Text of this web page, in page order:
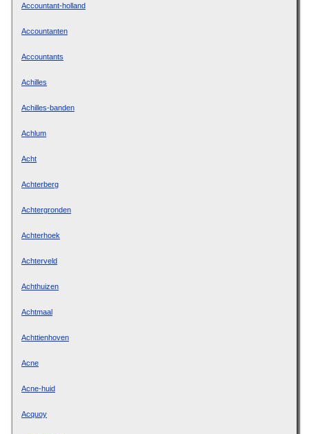
Accountant-holland
Accountanten
Accountants
Achilles
Achilles-banden
Achlum
Acht
Achterberg
Achtergronden
Achterhoek
Achterveld
Achthuizen
Achtmaal
Achttienhoven
Acne
Acne-huid
Acquoy